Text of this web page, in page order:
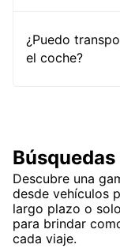
¿Puedo
el coche?
Descubre una
desde vehículos
largo plazo o
para brindar
cada viaje.